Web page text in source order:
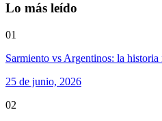
Lo más leído
01
Sarmiento vs Argentinos: la
25 de junio, 2026
02